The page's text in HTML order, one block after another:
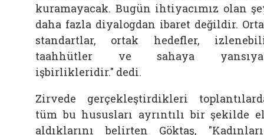
kuramayacak. Bugün ihtiyacımız olan
daha fazla diyalogdan ibaret değildir.
standartlar, ortak hedefler,
taahhütler ve sahaya
işbirlikleridir." dedi.
Zirvede gerçekleştirdikleri
tüm bu hususları ayrıntılı bir şekilde
aldıklarını belirten
Göktaş,